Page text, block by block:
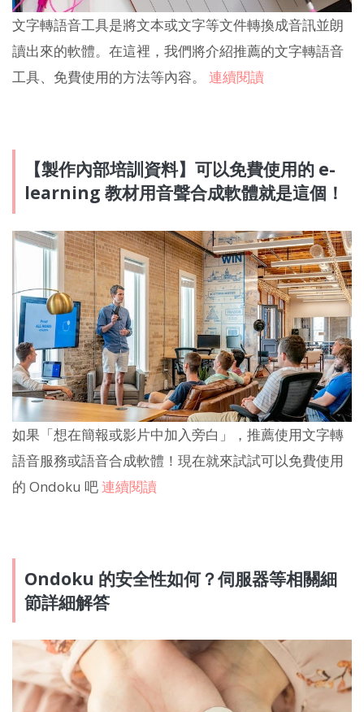
文字轉語音工具是將文本或文字等文件轉換成音訊並朗
讀出來的軟體。在這裡，我們將介紹推薦的文字轉語音
工具、免費使用的方法等內容。 連續閱讀
【製作內部培訓資料】可以免費使用的 e-
learning 教材用音聲合成軟體就是這個！
如果「想在簡報或影片中加入旁白」，推薦使用文字轉
語音服務或語音合成軟體！現在就來試試可以免費使用
的 Ondoku 吧連續閱讀
Ondoku 的安全性如何？伺服器等相關細
節詳細解答